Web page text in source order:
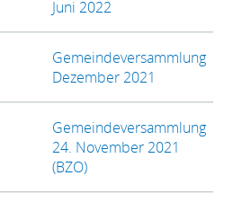
Juni 2022
Gemeindeversammlung
Dezember 2021
Gemeindeversammlung
24. November 2021
(BZO)